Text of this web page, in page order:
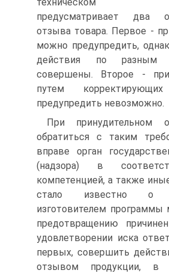
предусматривает два
отзыва товара. Первое -
можно предупредить,
действия по разным
совершены. Второе -
путем
предупредить невозможно.
При принудительном
обратиться с таким
вправе орган
(надзора) в
компетенцией, а также
стало известно о
изготовителем программы
предотвращению
удовлетворении иска
первых, совершить
отзывом продукции, в